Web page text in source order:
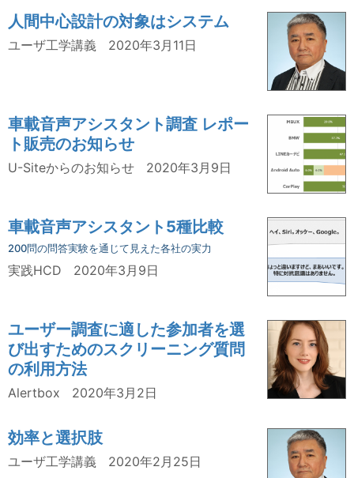
人間中心設計の対象はシステム
ユーザ工学講義 2020年3月11日
車載音声アシスタント調査 レポー
ト販売のお知らせ
U-Siteからのお知らせ 2020年3月9日
車載音声アシスタント5種比較
200問の問答実験を通じて見えた各社の実力
実践HCD 2020年3月9日
ユーザー調査に適した参加者を選
び出すためのスクリーニング質問
の利用方法
Alertbox 2020年3月2日
効率と選択肢
ユーザ工学講義 2020年2月25日